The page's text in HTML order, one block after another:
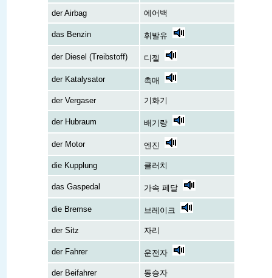
der Airbag 에어백
das Benzin 휘발유
der Diesel (Treibstoff) 디젤
der Katalysator 촉매
der Vergaser 기화기
der Hubraum 배기량
der Motor 엔진
die Kupplung 클러치
das Gaspedal 가속 페달
die Bremse 브레이크
der Sitz 자리
der Fahrer 운전자
der Beifahrer 동승자